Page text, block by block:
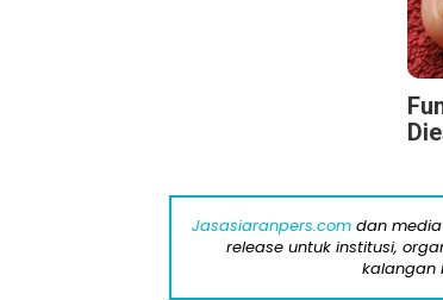
Jasasiaranpers.comdan media
release untuk institusi,
kalangan